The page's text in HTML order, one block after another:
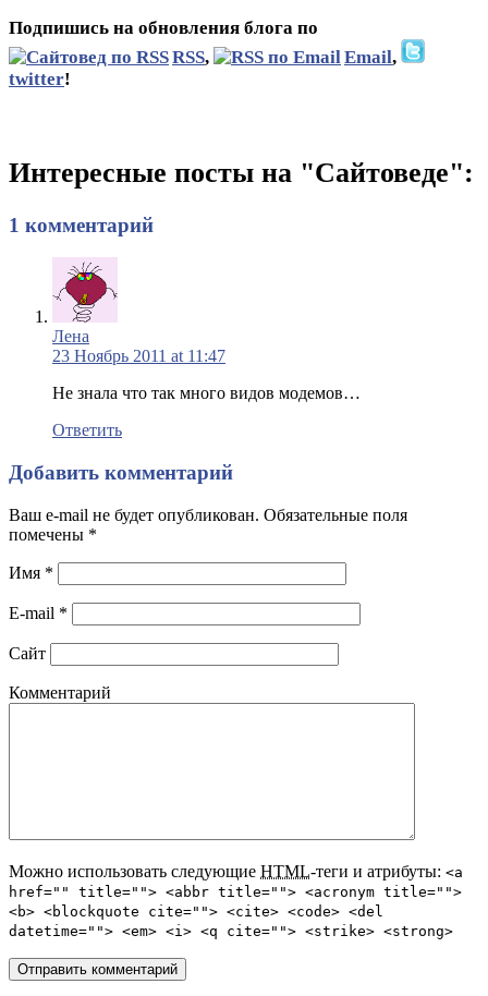
Подпишись на обновления блога по
RSS, Email,
twitter!
Интересные посты на "Сайтоведе":
1 комментарий
Лена
23 Ноябрь 2011 at 11:47
Не знала что так много видов модемов…
Ответить
Добавить комментарий
Ваш e-mail не будет опубликован. Обязательные поля
помечены *
Имя *
E-mail *
Сайт
Комментарий
Можно использовать следующие HTML-теги и атрибуты: <a
href="" title=""> <abbr title=""> <acronym title="">
<b> <blockquote cite=""> <cite> <code> <del
datetime=""> <em> <i> <q cite=""> <strike> <strong>